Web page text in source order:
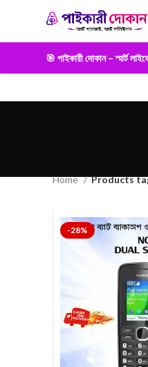
🎯 পাইকারী দোকান – স্মার্ট
Home
Products
-28%